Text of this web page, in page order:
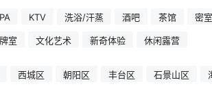
KTV 洗浴/汗蒸 酒吧 茶馆 密
室 文化艺术 新奇体验 休闲露营
西城区 朝阳区 丰台区 石景山区